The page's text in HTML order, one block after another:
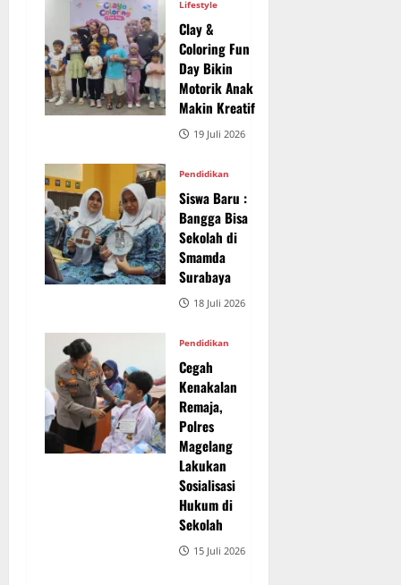
Lifestyle
Clay &
Coloring Fun
Day Bikin
Motorik Anak
Makin Kreatif
19 Juli 2026
Pendidikan
Siswa Baru :
Bangga Bisa
Sekolah di
Smamda
Surabaya
18 Juli 2026
Pendidikan
Cegah
Kenakalan
Remaja,
Polres
Magelang
Lakukan
Sosialisasi
Hukum di
Sekolah
15 Juli 2026